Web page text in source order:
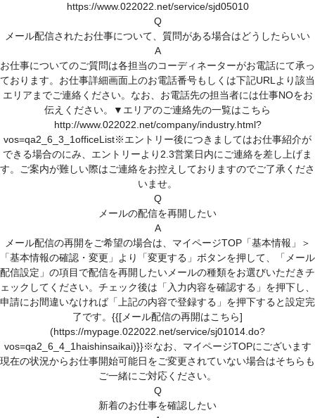
人材派遣のメリット
https://www.022022.net/service/sjd05010
Q
メール配信されたお仕事について、質問がある場合はどうしたらいい
A
お仕事についてのご質問は各担当のコーディネーターがお電話にて承っ
ております。お仕事詳細画面上のお電話番号もしくは下記URLより該当
エリアまでご連絡ください。なお、お電話先の担当者には仕事NOをお
伝えください。▼エリアのご連絡先の一覧はこちら
http://www.022022.net/company/industry.html?
vos=qa2_6_3_1officeList※エントリー後につきましてはお仕事紹介が
できる場合のにみ、エントリーより2.3営業日内にご連絡を差し上げま
す。ご案内が難しい際はご連絡をお控えしておりますのでご了承くださ
いませ。
Q
メールの配信を再開したい
A
メール配信の再開をご希望の場合は、マイページTOP「基本情報」＞
「基本情報の確認・変更」より「変更する」ボタンを押して、「メール
配信設定」の項目で配信を再開したいメールの種類をお選びいただきチ
ェックしてください。チェック後は「入力内容を確認する」を押下し、
申請にお間違いなければ「上記の内容で登録する」を押下すると設定完
了です。{{[メール配信の再開はこちら]
(https://mypage.022022.net/service/sj01014.do?
vos=qa2_6_4_1haishinsaikai)}}※なお、マイページTOPにございます
現在の状況からお仕事開始可能日をご変更されていない場合はそちらも
ご一緒にご対応ください。
Q
新着のお仕事を確認したい